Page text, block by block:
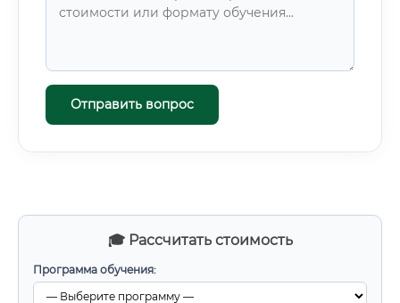
🎓 Рассчитать стоимость
Программа обучения:
Отправить вопрос